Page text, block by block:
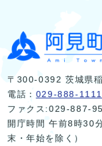
〒300-0392 茨城県
電話： 029-888-1111
ファクス:029-887-
開庁時間 午前8時30
末・年始を除く）